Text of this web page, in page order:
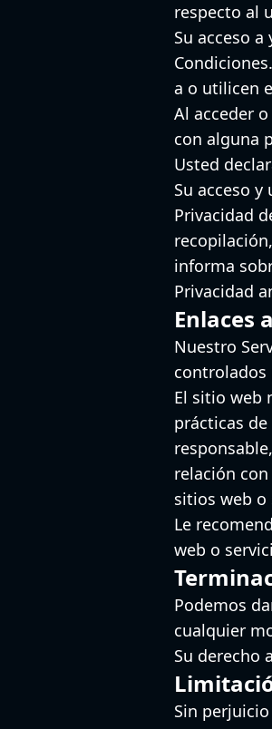
respecto al
Su acceso
a o utilicen
Al acceder
con alguna
Usted
Su acceso
Privacidad
informa
Privacidad
Enlaces
Nuestro
controlados
El sitio web
prácticas
relación
sitios web o
Le
web o
Podemos
cualquier
Su derecho
Sin